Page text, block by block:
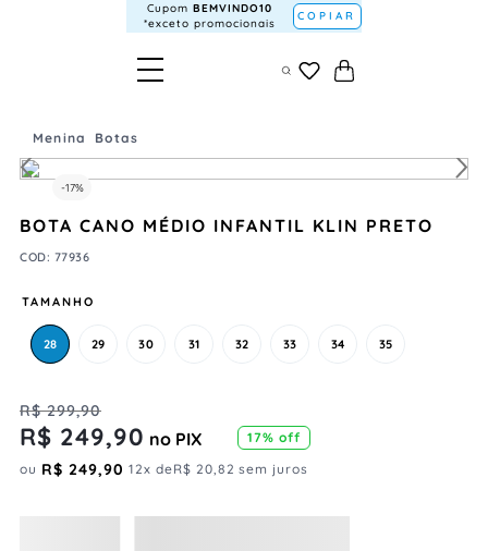
Cupom BEMVINDO10
*exceto promocionais
COPIAR
Menina Botas
-17%
BOTA CANO MÉDIO INFANTIL KLIN PRETO
COD: 77936
TAMANHO
28 29 30 31 32 33 34 35
R$ 299,90
R$ 249,90 no PIX 17% off
ou R$ 249,90 12x deR$ 20,82 sem juros